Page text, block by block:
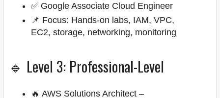
✅ Google Associate Cloud Engineer
📌 Focus: Hands-on labs, IAM, VPC,
EC2, storage, networking, monitoring
🔹 Level 3: Professional-Level
🔥 AWS Solutions Architect –